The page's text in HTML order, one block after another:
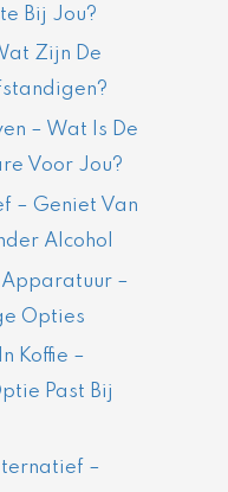
Bij Jou?
Zijn De
– Wat Is De
Voor Jou?
– Geniet Van
Alcohol
–
Opties
Koffie –
Past Bij
–